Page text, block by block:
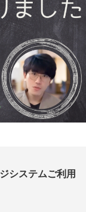
システムご利用